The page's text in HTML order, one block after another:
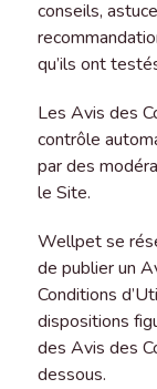
conseils,
qu’ils ont
Les Avis des
contrôle
par des
le Site.
Wellpet se
de publier un
Conditions
dispositions
des Avis des
dessous.